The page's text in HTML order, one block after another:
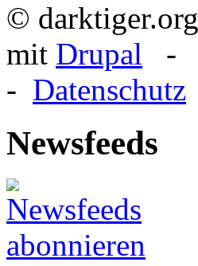
© darktiger.org
mit Drupal -
- Datenschutz
Newsfeeds